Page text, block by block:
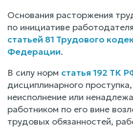
Основания расторжения
по инициативе
статьей 81 Трудового
Федерации.
В силу норм статья 192 ТК
дисциплинарного
неисполнение или
работником по его вине
трудовых обязанностей,